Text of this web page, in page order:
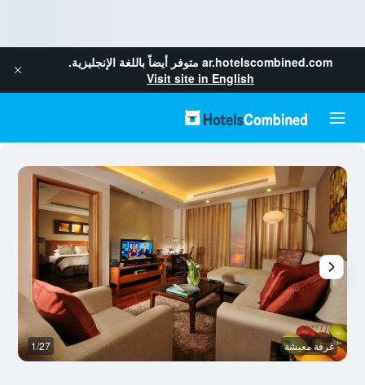
ar.hotelscombined.com متوفر أيضاً باللغة الإنجليزية.
Visit site in English
غرفة معيشة 1/27